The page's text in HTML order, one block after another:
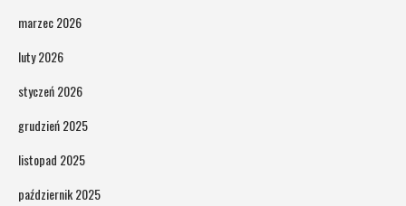
marzec 2026
luty 2026
styczeń 2026
grudzień 2025
listopad 2025
październik 2025